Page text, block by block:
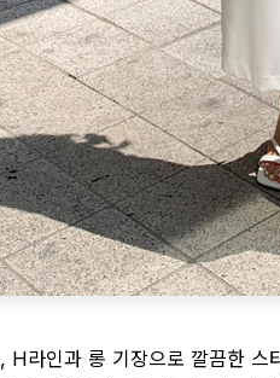
라인과 롱 기장으로 깔끔한